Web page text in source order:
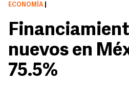
ECONOMÍA
nuevos en
75.5%